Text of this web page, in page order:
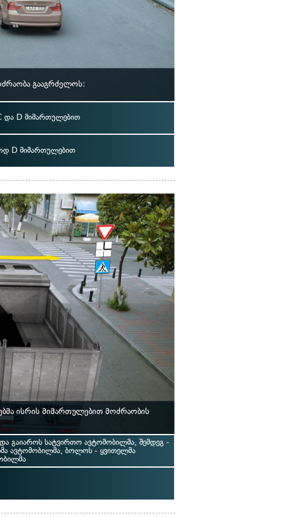
გააგრძელოს:
და D მიმართულებით
D მიმართულებით
ისრის მიმართულებით მოძრაობის
გაიაროს სატვირთო ავტომობილმა, შემდეგ -
ავტომობილმა, ბოლოს - ყვითელმა